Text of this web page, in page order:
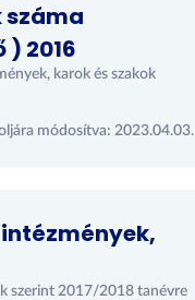
száma
2016
karok és szakok
módosítva: 2023.04.03.
szerint 2017/2018 tanévre